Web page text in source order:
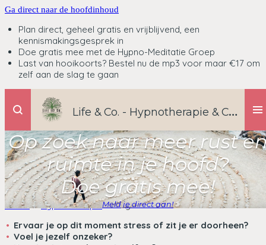
Ga direct naar de hoofdinhoud
L
ife & Co. - Hypnotherapie & Coaching
Plan direct, geheel gratis en vrijblijvend, een
kennismakingsgesprek in
Doe gratis mee met de Hypno-Meditatie Groep
Last van hooikoorts? Bestel nu de mp3 voor maar €17 om
zelf aan de slag te gaan
Op zoek naar meer rust
ruimte in je hoofd?
Doe gratis mee!
Meld je direct aan!
Home » Hypnotherapie » Negatief zelfbeeld
Ervaar je op dit moment stress of zit je er doorheen?
Voel je jezelf onzeker?